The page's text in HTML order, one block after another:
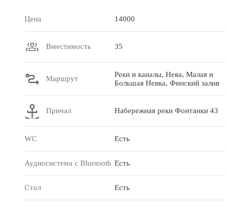
Цена 14000
Вместимость 35
Маршрут
Реки и каналы, Нева, Малая и
Большая Невка, Финский залив
Причал Набережная реки Фонтанки 43
WC Есть
Аудиосистема с Bluetooth Есть
Стол Есть